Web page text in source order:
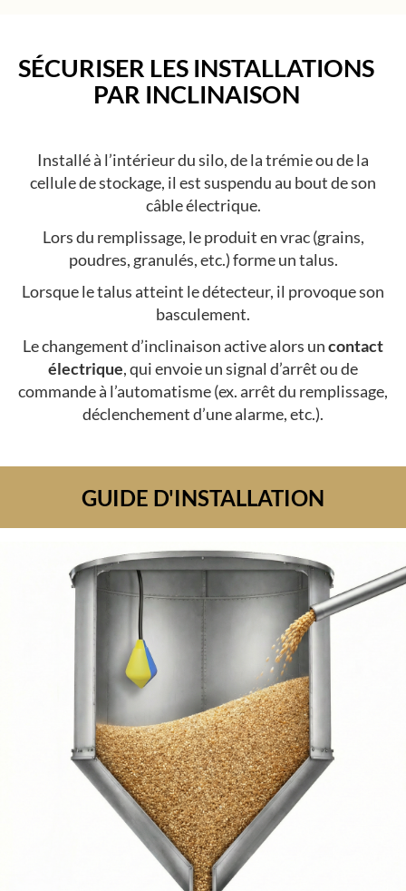
SÉCURISER LES INSTALLATIONS
PAR INCLINAISON
Installé à l’intérieur du silo, de la trémie ou de la
cellule de stockage, il est suspendu au bout de son
câble électrique.
Lors du remplissage, le produit en vrac (grains,
poudres, granulés, etc.) forme un talus.
Lorsque le talus atteint le détecteur, il provoque son
basculement.
Le changement d’inclinaison active alors uncontact
électrique, qui envoie un signal d’arrêt ou de
commande à l’automatisme (ex. arrêt du remplissage,
déclenchement d’une alarme, etc.).
GUIDE D'INSTALLATION